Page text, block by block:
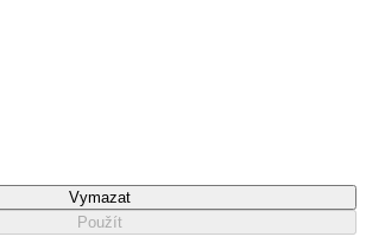
Vymazat
Použít